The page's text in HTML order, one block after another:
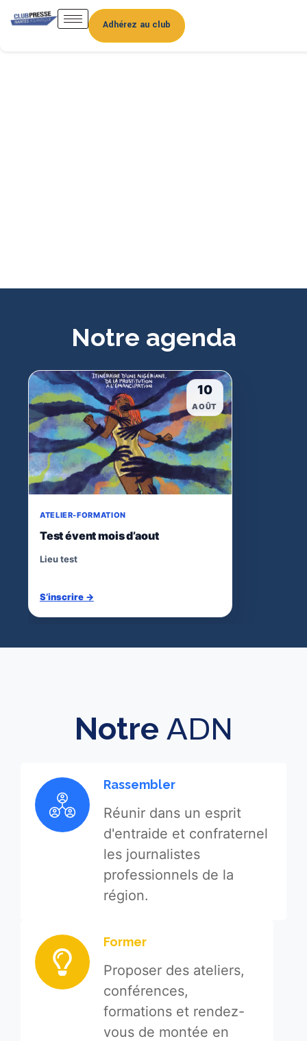
Adhérez au club
Notre agenda
10
AOÛT
ATELIER-FORMATION
Test évent mois d’aout
Lieu test
S’inscrire →
Notre ADN
Rassembler
Réunir dans un esprit
d'entraide et confraternel
les journalistes
professionnels de la
région.
Former
Proposer des ateliers,
conférences,
formations et rendez-
vous de montée en